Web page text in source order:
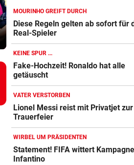
Ronaldo hat alle
getäuscht
Regeln für
MOURINHO GREIFT DURCH
Diese Regeln gelten ab sofort für
Real-Spieler
KEINE SPUR ...
Fake-Hochzeit! Ronaldo hat alle
getäuscht
VATER VERSTORBEN
Lionel Messi reist mit Privatjet zur
Trauerfeier
WIRBEL UM PRÄSIDENTEN
Statement! FIFA wittert
Infantino